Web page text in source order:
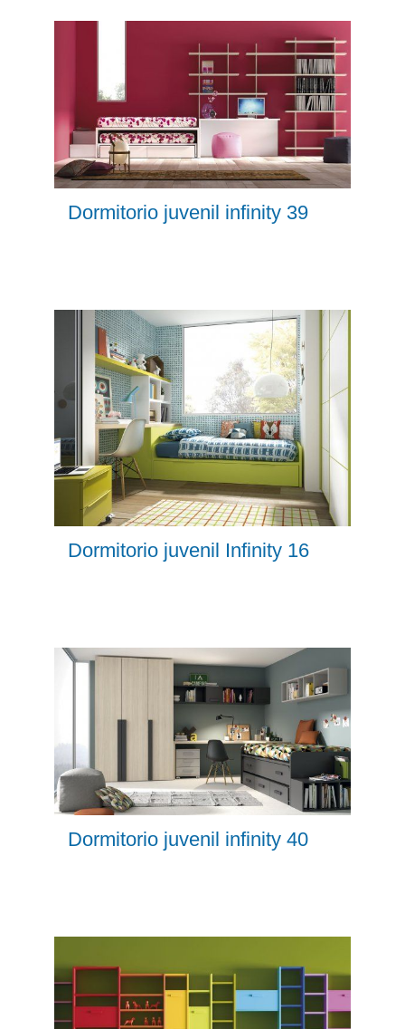
Dormitorio juvenil infinity 39
Dormitorio juvenil Infinity 16
Dormitorio juvenil infinity 40